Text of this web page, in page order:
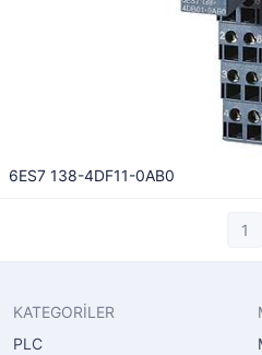
6ES7 138-4DF11-0AB0
1
KATEGORİLER
PLC